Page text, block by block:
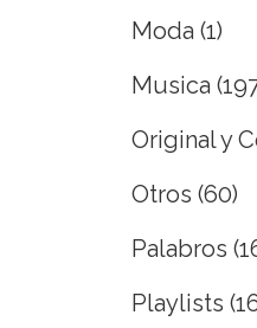
Moda (1)
Musica
Original y
Otros (60)
Palabros
Playlists